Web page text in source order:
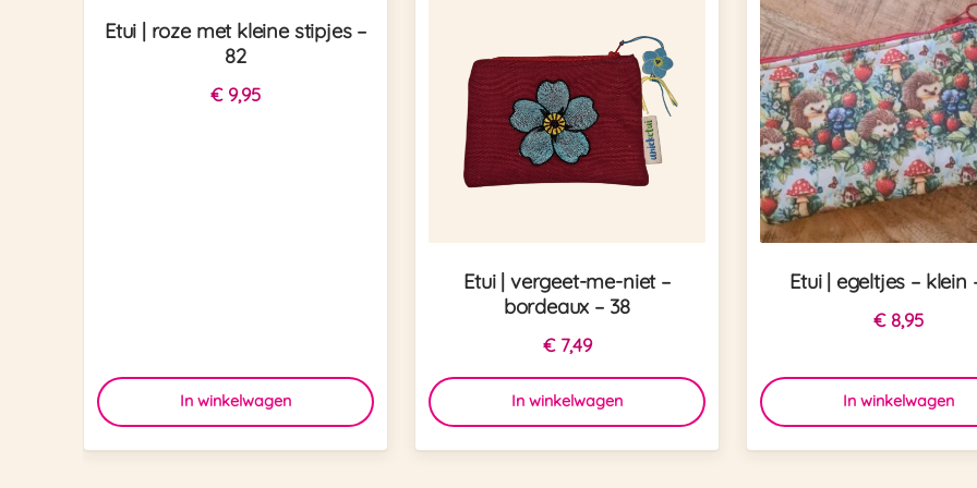
Etui | roze met kleine stipjes –
82
€9,95
In winkelwagen
Etui | vergeet-me-niet –
bordeaux – 38
€7,49
In winkelwagen
Etui | egeltjes – klein
€8,95
In winkelwagen